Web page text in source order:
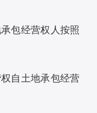
包经营权人按照
自土地承包经营